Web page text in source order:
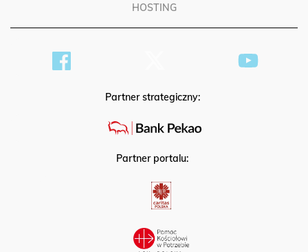
HOSTING
Partner strategiczny:
Partner portalu: